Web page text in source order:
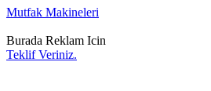
Mutfak Makineleri
Burada Reklam Icin
Teklif Veriniz.